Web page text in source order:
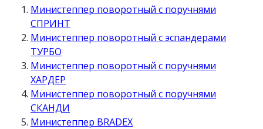
Министеппер поворотный с поручнями
СПРИНТ
Министеппер поворотный с эспандерами
ТУРБО
Министеппер поворотный с поручнями
ХАРДЕР
Министеппер поворотный с поручнями
СКАНДИ
Министеппер BRADEX